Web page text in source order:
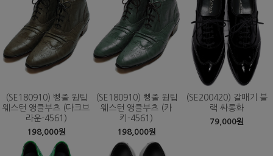
(SE180910) 삥줄 윙팁
웨스턴 앵클부츠 (다크브
라운-4561)
198,000원
(SE180910) 삥줄 윙팁
웨스턴 앵클부츠 (카
키-4561)
198,000원
(SE200420) 갈매기 블
랙 싸롱화
79,000원